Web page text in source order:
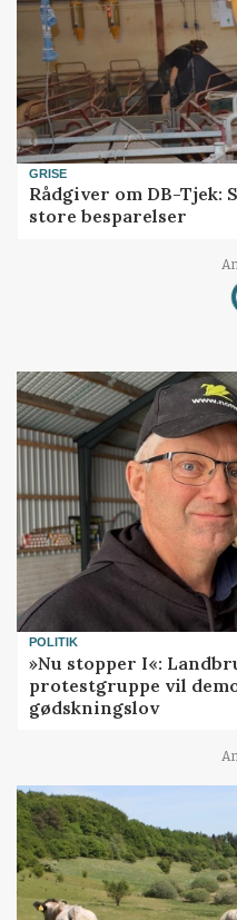
GRISE
Rådgiver om DB-Tjek:
store besparelser
POLITIK
»Nu stopper I«:
protestgruppe vil
gødskningslov